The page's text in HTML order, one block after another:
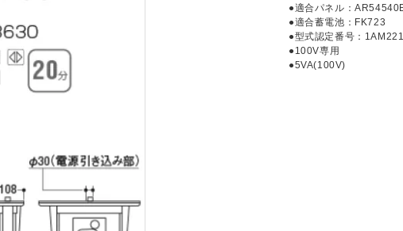
●適合パネル：
●適合蓄電池：FK723
●型式認定番号：
●100V専用
●5VA(100V)